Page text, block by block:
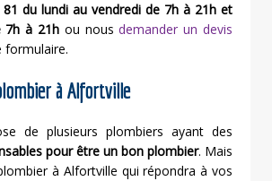
du lundi au vendredi de 7h à 21h et
7h à 21h ou nousdemander un devis
formulaire.
à Alfortville
de plusieurs plombiers ayant des
pour être un bon plombier. Mais
à Alfortville qui répondra à vos